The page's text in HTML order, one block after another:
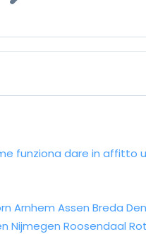
funziona dare in affitto
Arnhem Assen Breda
Nijmegen Roosendaal